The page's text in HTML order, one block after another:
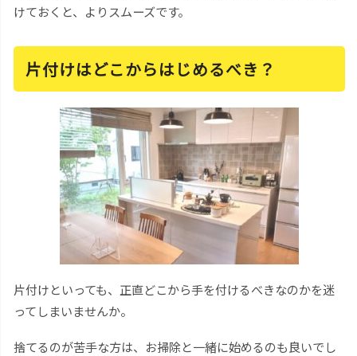
けておくと、よりスムーズです。
片付けはどこからはじめるべき？
片付けといっても、正直どこから手を付けるべきなのかを迷
ってしまいませんか。
捨てるのが苦手な方は、お掃除と一緒に始めるのも良いでし